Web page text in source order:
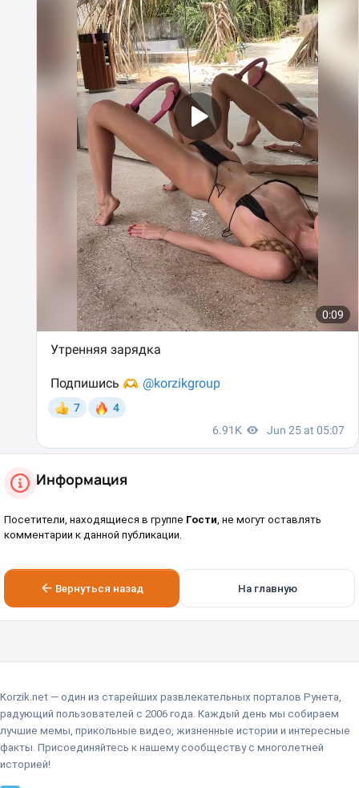
Информация
Посетители, находящиеся в группе Гости, не могут оставлять
комментарии к данной публикации.
Вернуться назад На главную
Korzik.net — один из старейших развлекательных порталов Рунета,
радующий пользователей с 2006 года. Каждый день мы собираем
лучшие мемы, прикольные видео, жизненные истории и интересные
факты. Присоединяйтесь к нашему сообществу с многолетней
историей!